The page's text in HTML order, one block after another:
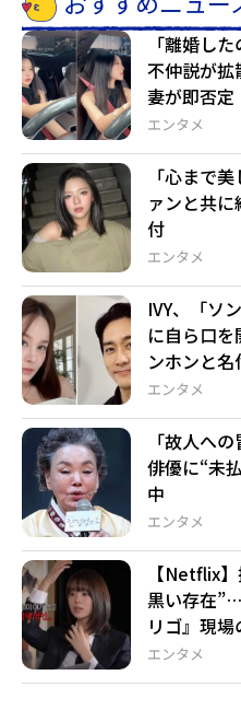
エンタメ
「離婚し
不仲説が
妻が即否定
エンタメ
「心まで
ァンと共
付
エンタメ
IVY、「ソ
に自ら口
ンホンと名
エンタメ
「故人へ
俳優に“未
中
エンタメ
【Netflix
黒い存在
リゴ』現